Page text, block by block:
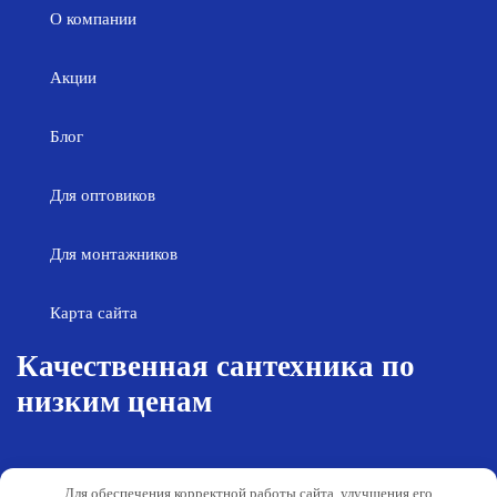
О компании
Акции
Блог
Для оптовиков
Для монтажников
Карта сайта
Качественная сантехника по
низким ценам
Для обеспечения корректной работы сайта, улучшения его